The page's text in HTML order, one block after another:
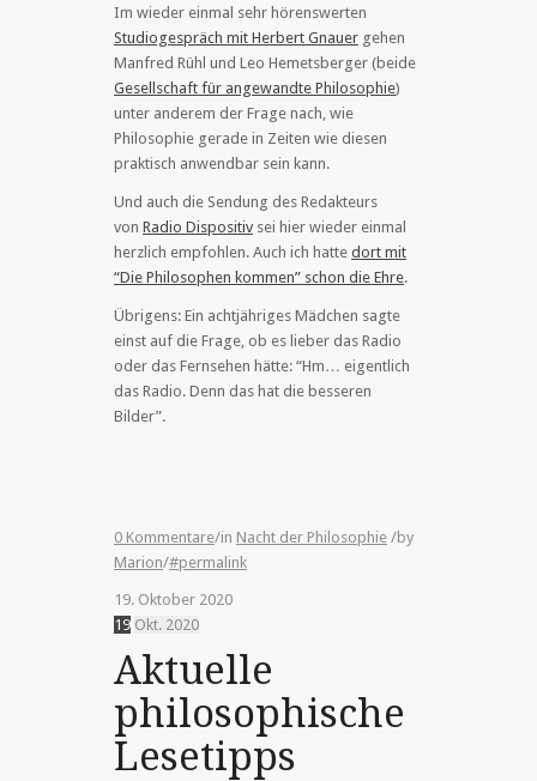
Im wieder einmal sehr hörenswerten
Studiogespräch mit Herbert Gnauer gehen
Manfred Rühl und Leo Hemetsberger (beide
Gesellschaft für angewandte Philosophie)
unter anderem der Frage nach, wie
Philosophie gerade in Zeiten wie diesen
praktisch anwendbar sein kann.
Und auch die Sendung des Redakteurs
von Radio Dispositiv sei hier wieder einmal
herzlich empfohlen. Auch ich hatte dort mit
“Die Philosophen kommen” schon die Ehre.
Übrigens: Ein achtjähriges Mädchen sagte
einst auf die Frage, ob es lieber das Radio
oder das Fernsehen hätte: “Hm… eigentlich
das Radio. Denn das hat die besseren
Bilder”.
0 Kommentare/in Nacht der Philosophie /by
Marion/#permalink
19. Oktober 2020
19 Okt. 2020
Aktuelle
philosophische
Lesetipps